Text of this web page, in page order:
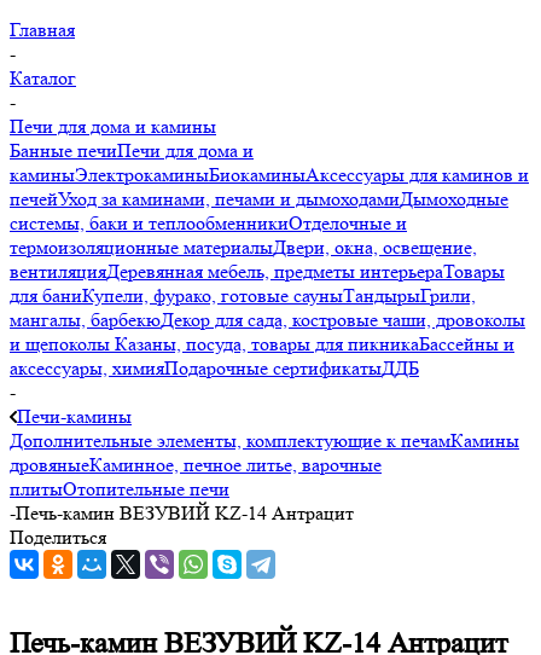
Главная
-
Каталог
-
Печи для дома и камины
Банные печиПечи для дома и
каминыЭлектрокаминыБиокаминыАксессуары для каминов и
печейУход за каминами, печами и дымоходамиДымоходные
системы, баки и теплообменникиОтделочные и
термоизоляционные материалыДвери, окна, освещение,
вентиляцияДеревянная мебель, предметы интерьераТовары
для баниКупели, фурако, готовые сауныТандырыГрили,
мангалы, барбекюДекор для сада, костровые чаши, дровоколы
и щепоколы Казаны, посуда, товары для пикникаБассейны и
аксессуары, химияПодарочные сертификатыДДБ
-
Печи-камины
Дополнительные элементы, комплектующие к печамКамины
дровяныеКаминное, печное литье, варочные
плитыОтопительные печи
-Печь-камин ВЕЗУВИЙ KZ-14 Антрацит
Поделиться
Печь-камин ВЕЗУВИЙ KZ-14 Антрацит